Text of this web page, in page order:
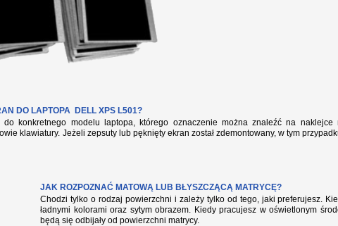
DO LAPTOPA DELL XPS L501?
do konkretnego modelu laptopa, którego oznaczenie można znaleźć na
klawiatury. Jeżeli zepsuty lub pęknięty ekran został zdemontowany, w tym
JAK ROZPOZNAĆ MATOWĄ LUB BŁYSZCZĄCĄ MATRYCĘ?
Chodzi tylko o rodzaj powierzchni i zależy tylko od tego, jaki preferujesz.
ładnymi kolorami oraz sytym obrazem. Kiedy pracujesz w oświetlonym
będą się odbijały od powierzchni matrycy.